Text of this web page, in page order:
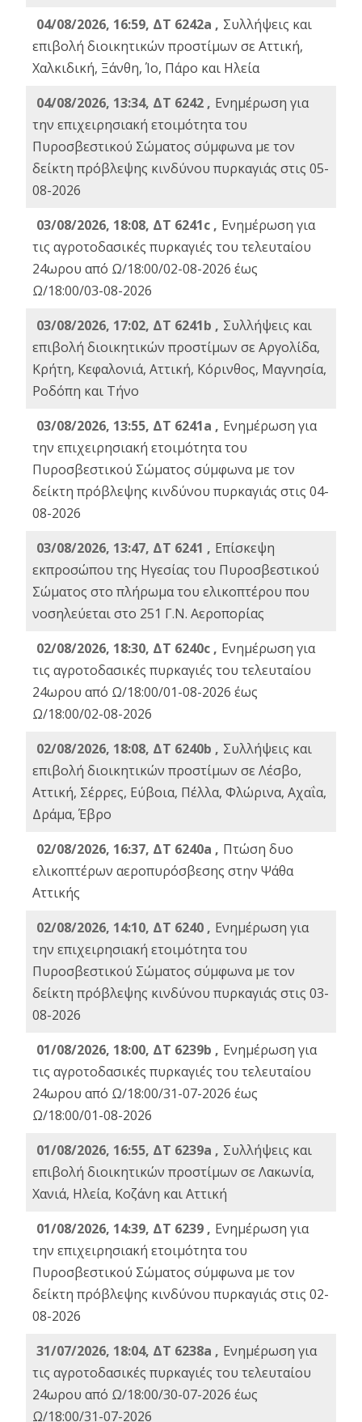
04/08/2026, 16:59, ΔΤ 6242a , Συλλήψεις και
επιβολή διοικητικών προστίμων σε Αττική,
Χαλκιδική, Ξάνθη, Ίο, Πάρο και Ηλεία
04/08/2026, 13:34, ΔΤ 6242 , Ενημέρωση για
την επιχειρησιακή ετοιμότητα του
Πυροσβεστικού Σώματος σύμφωνα με τον
δείκτη πρόβλεψης κινδύνου πυρκαγιάς στις 05-
08-2026
03/08/2026, 18:08, ΔΤ 6241c , Ενημέρωση για
τις αγροτοδασικές πυρκαγιές του τελευταίου
24ωρου από Ω/18:00/02-08-2026 έως
Ω/18:00/03-08-2026
03/08/2026, 17:02, ΔΤ 6241b , Συλλήψεις και
επιβολή διοικητικών προστίμων σε Αργολίδα,
Κρήτη, Κεφαλονιά, Αττική, Κόρινθος, Μαγνησία,
Ροδόπη και Τήνο
03/08/2026, 13:55, ΔΤ 6241a , Ενημέρωση για
την επιχειρησιακή ετοιμότητα του
Πυροσβεστικού Σώματος σύμφωνα με τον
δείκτη πρόβλεψης κινδύνου πυρκαγιάς στις 04-
08-2026
03/08/2026, 13:47, ΔΤ 6241 , Επίσκεψη
εκπροσώπου της Ηγεσίας του Πυροσβεστικού
Σώματος στο πλήρωμα του ελικοπτέρου που
νοσηλεύεται στο 251 Γ.Ν. Αεροπορίας
02/08/2026, 18:30, ΔΤ 6240c , Ενημέρωση για
τις αγροτοδασικές πυρκαγιές του τελευταίου
24ωρου από Ω/18:00/01-08-2026 έως
Ω/18:00/02-08-2026
02/08/2026, 18:08, ΔΤ 6240b , Συλλήψεις και
επιβολή διοικητικών προστίμων σε Λέσβο,
Αττική, Σέρρες, Εύβοια, Πέλλα, Φλώρινα, Αχαΐα,
Δράμα, Έβρο
02/08/2026, 16:37, ΔΤ 6240a , Πτώση δυο
ελικοπτέρων αεροπυρόσβεσης στην Ψάθα
Αττικής
02/08/2026, 14:10, ΔΤ 6240 , Ενημέρωση για
την επιχειρησιακή ετοιμότητα του
Πυροσβεστικού Σώματος σύμφωνα με τον
δείκτη πρόβλεψης κινδύνου πυρκαγιάς στις 03-
08-2026
01/08/2026, 18:00, ΔΤ 6239b , Ενημέρωση για
τις αγροτοδασικές πυρκαγιές του τελευταίου
24ωρου από Ω/18:00/31-07-2026 έως
Ω/18:00/01-08-2026
01/08/2026, 16:55, ΔΤ 6239a , Συλλήψεις και
επιβολή διοικητικών προστίμων σε Λακωνία,
Χανιά, Ηλεία, Κοζάνη και Αττική
01/08/2026, 14:39, ΔΤ 6239 , Ενημέρωση για
την επιχειρησιακή ετοιμότητα του
Πυροσβεστικού Σώματος σύμφωνα με τον
δείκτη πρόβλεψης κινδύνου πυρκαγιάς στις 02-
08-2026
31/07/2026, 18:04, ΔΤ 6238a , Ενημέρωση για
τις αγροτοδασικές πυρκαγιές του τελευταίου
24ωρου από Ω/18:00/30-07-2026 έως
Ω/18:00/31-07-2026